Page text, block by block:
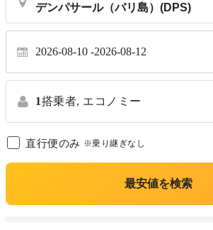
2026-08-10 2026-08-12
1搭乗者, エコノミー
直行便のみ ※乗り継ぎなし
最安値を検索